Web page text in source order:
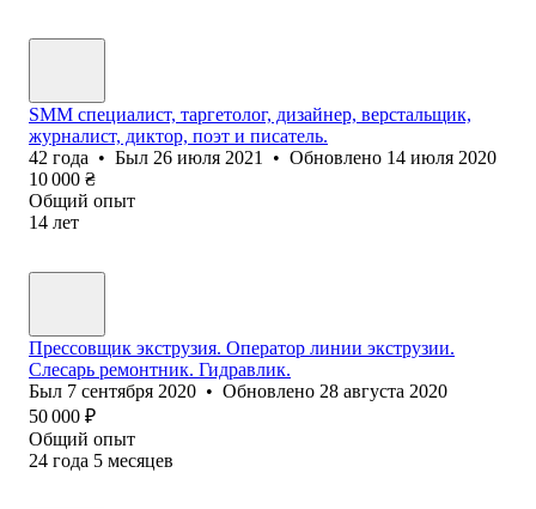
SMM специалист, таргетолог, дизайнер, верстальщик,
журналист, диктор, поэт и писатель.
42 года • Был 26 июля 2021 • Обновлено 14 июля 2020
10 000 ₴
Общий опыт
14 лет
Прессовщик экструзия. Оператор линии экструзии.
Слесарь ремонтник. Гидравлик.
Был 7 сентября 2020 • Обновлено 28 августа 2020
50 000 ₽
Общий опыт
24 года 5 месяцев